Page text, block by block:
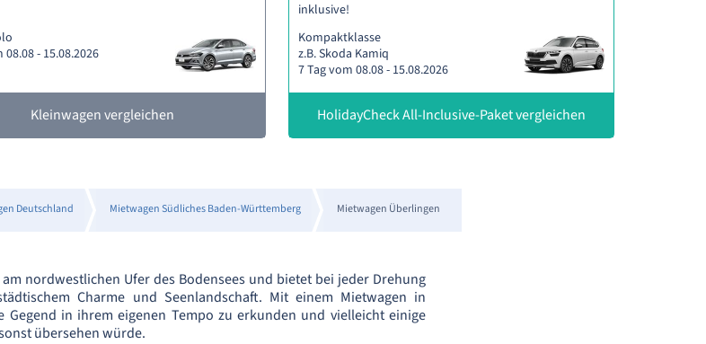
08.08 - 15.08.2026
Kleinwagen vergleichen
inklusive!
Kompaktklasse
z.B. Skoda Kamiq
7 Tag vom 08.08 - 15.08.2026
HolidayCheck All-Inclusive-Paket vergleichen
Deutschland Mietwagen Südliches Baden-Württemberg Mietwagen Überlingen
nordwestlichen Ufer des Bodensees und bietet bei jeder Drehung
Charme und Seenlandschaft. Mit einem Mietwagen in
in ihrem eigenen Tempo zu erkunden und vielleicht einige
übersehen würde.